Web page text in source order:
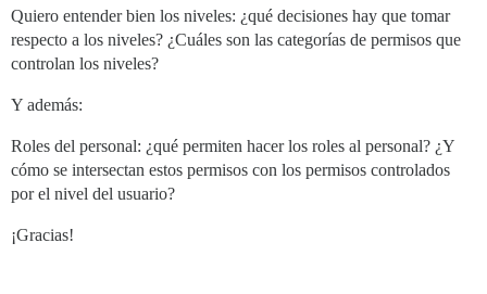
Quiero entender bien los niveles: ¿qué decisiones hay que tomar
respecto a los niveles? ¿Cuáles son las categorías de permisos que
controlan los niveles?
Y además:
Roles del personal: ¿qué permiten hacer los roles al personal? ¿Y
cómo se intersectan estos permisos con los permisos controlados
por el nivel del usuario?
¡Gracias!